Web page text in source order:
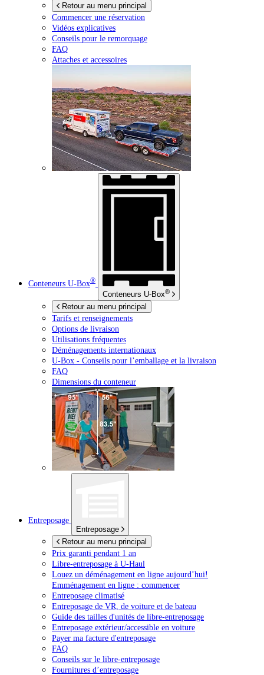
Retour au menu principal
Commencer une réservation
Vidéos explicatives
Conseils pour le remorquage
FAQ
Attaches et accessoires
Conteneurs U-Box®
Conteneurs U-Box®
Retour au menu principal
Tarifs et renseignements
Options de livraison
Utilisations fréquentes
Déménagements internationaux
U-Box - Conseils pour l’emballage et la livraison
FAQ
Dimensions du conteneur
Entreposage
Entreposage
Retour au menu principal
Prix garanti pendant 1 an
Libre-entreposage à U-Haul
Louez un déménagement en ligne aujourd’hui!
Emménagement en ligne : commencer
Entreposage climatisé
Entreposage de VR, de voiture et de bateau
Guide des tailles d'unités de libre-entreposage
Entreposage extérieur/accessible en voiture
Payer ma facture d'entreposage
FAQ
Conseils sur le libre-entreposage
Fournitures d’entreposage